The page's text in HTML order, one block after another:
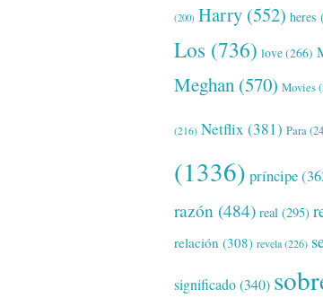
(200) Harry (552) heres
Los (736) love(266)
Meghan (570) Movies
(216) Netflix (381) Para
(1336) príncipe
razón (484) real (295)
relación (308) revela(226)
significado(340)